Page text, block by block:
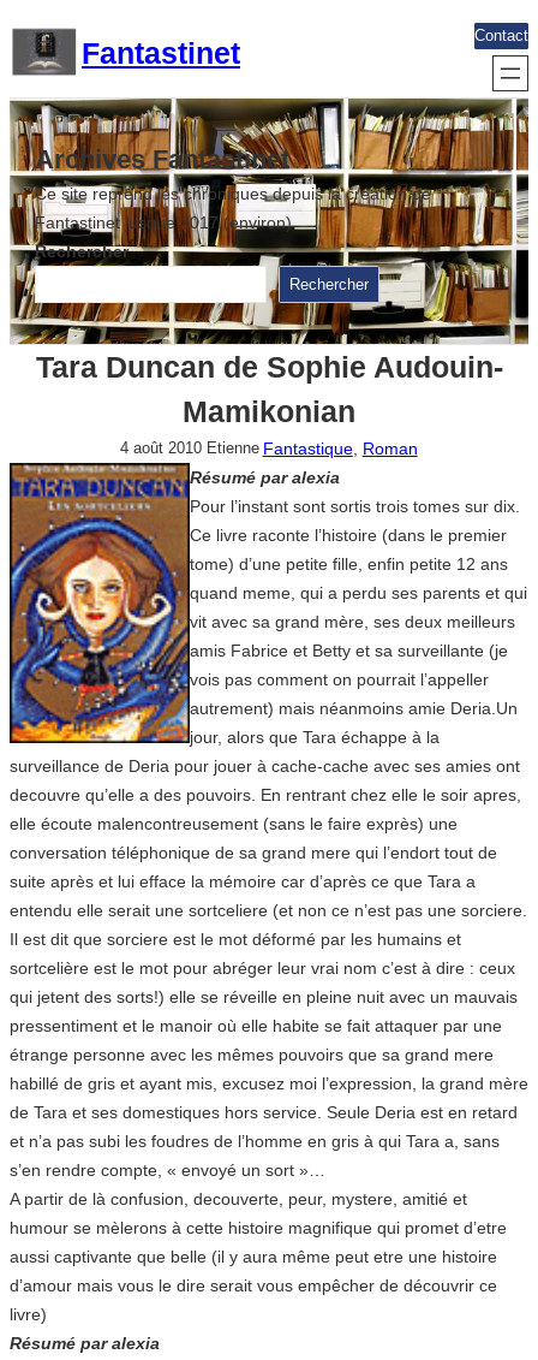
contenu
Fantastinet
Contact
Archives Fantastinet
Ce site reprend les chroniques depuis la création de
Fantastinet jusque 2017 (environ)
Rechercher
Rechercher
Tara Duncan de Sophie Audouin-
Mamikonian
4 août 2010 Etienne Fantastique, Roman
Résumé par alexia
Pour l’instant sont sortis trois tomes sur dix.
Ce livre raconte l’histoire (dans le premier
tome) d’une petite fille, enfin petite 12 ans
quand meme, qui a perdu ses parents et qui
vit avec sa grand mère, ses deux meilleurs
amis Fabrice et Betty et sa surveillante (je
vois pas comment on pourrait l’appeller
autrement) mais néanmoins amie Deria.Un
jour, alors que Tara échappe à la
surveillance de Deria pour jouer à cache-cache avec ses amies ont
decouvre qu’elle a des pouvoirs. En rentrant chez elle le soir apres,
elle écoute malencontreusement (sans le faire exprès) une
conversation téléphonique de sa grand mere qui l’endort tout de
suite après et lui efface la mémoire car d’après ce que Tara a
entendu elle serait une sortceliere (et non ce n’est pas une sorciere.
Il est dit que sorciere est le mot déformé par les humains et
sortcelière est le mot pour abréger leur vrai nom c’est à dire : ceux
qui jetent des sorts!) elle se réveille en pleine nuit avec un mauvais
pressentiment et le manoir où elle habite se fait attaquer par une
étrange personne avec les mêmes pouvoirs que sa grand mere
habillé de gris et ayant mis, excusez moi l’expression, la grand mère
de Tara et ses domestiques hors service. Seule Deria est en retard
et n’a pas subi les foudres de l’homme en gris à qui Tara a, sans
s’en rendre compte, « envoyé un sort »…
A partir de là confusion, decouverte, peur, mystere, amitié et
humour se mèlerons à cette histoire magnifique qui promet d’etre
aussi captivante que belle (il y aura même peut etre une histoire
d’amour mais vous le dire serait vous empêcher de découvrir ce
livre)
Résumé par alexia